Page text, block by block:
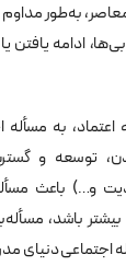
به‌طور مداوم
ادامه یافتن یا
به
توسعه و
و…) باعث
باشد،
اجتماعی